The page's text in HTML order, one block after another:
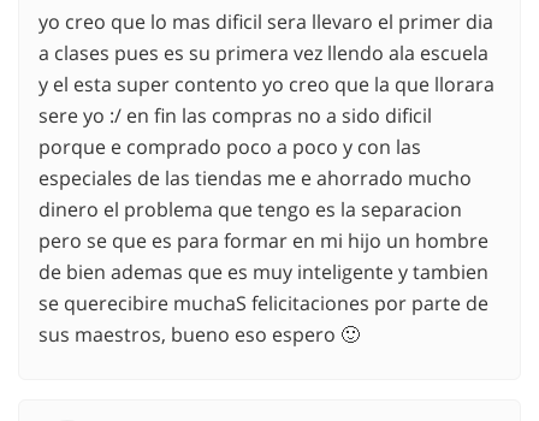
yo creo que lo mas dificil sera llevaro el primer dia
a clases pues es su primera vez llendo ala escuela
y el esta super contento yo creo que la que llorara
sere yo :/ en fin las compras no a sido dificil
porque e comprado poco a poco y con las
especiales de las tiendas me e ahorrado mucho
dinero el problema que tengo es la separacion
pero se que es para formar en mi hijo un hombre
de bien ademas que es muy inteligente y tambien
se querecibire muchaS felicitaciones por parte de
sus maestros, bueno eso espero 🙂